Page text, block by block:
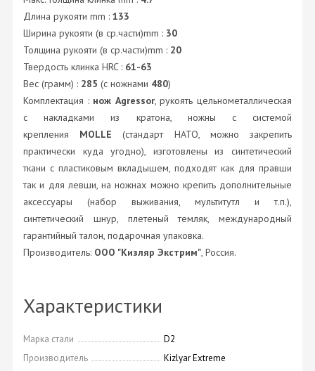
Длина рукояти mm : 133
Ширина рукояти (в ср.части)mm : 30
Толщина рукояти (в ср.части)mm : 20
Твердость клинка HRC : 61-63
Вес (грамм) : 285 (с ножнами 480)
Комплектация :нож Agressor, рукоять цельнометаллическая
с накладками из кратона, ножны с системой
крепления MOLLE (стандарт НАТО, можно закрепить
практически куда угодно), изготовлены из синтетический
ткани с пластиковым вкладышем, подходят как для правши
так и для левши, на ножнах можно крепить дополнительные
аксессуары (набор выживания, мультитутл и т.п.),
синтетический шнур, плетеный темляк, международный
гарантийный талон, подарочная упаковка.
Производитель: OOO "Кизляр Экстрим", Россия.
Характеристики
Марка стали
D2
Производитель
Kizlyar Extreme